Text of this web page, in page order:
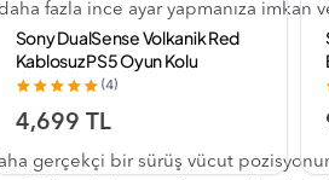
fazla ince ayar yapmanıza imkan
gerçekçi bir sürüş vücut
Sony DualSense Volkanik Red
Kablosuz PS5 Oyun Kolu
(ithalatçı Garantili)
(4)
4,699 TL